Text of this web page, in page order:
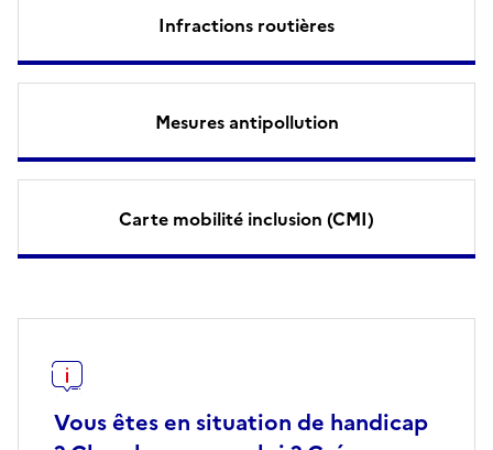
Infractions routières
Mesures antipollution
Carte mobilité inclusion (CMI)
Vous êtes en situation de handicap